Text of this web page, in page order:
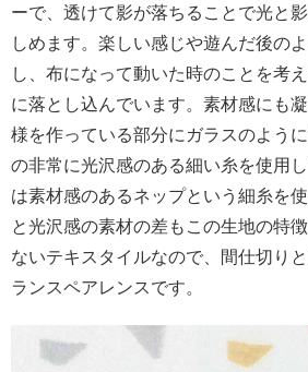
ーで、透けて影が落ちることで光と
しめます。楽しい感じや遊んだ後の
し、布になって動いた時のことを考
に落とし込んでいます。素材感にも
様を作っている部分にガラスのよう
の非常に光沢感のある細い糸を使用
は素材感のあるネップという細糸を
と光沢感の素材の差もこの生地の特
ないテキスタイルなので、間仕切り
ランスペアレンスです。